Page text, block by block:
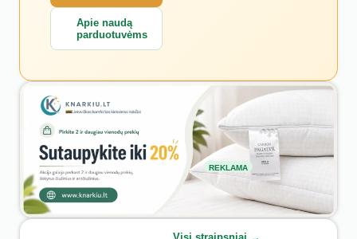
Apie naudą
parduotuvėms
REKLAMA